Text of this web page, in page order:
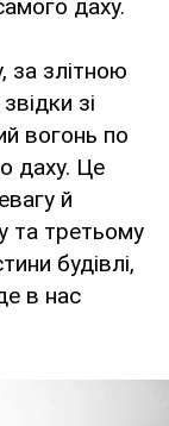
даху.
за злітною
зі
вогонь по
даху. Це
й
та третьому
будівлі,
в нас